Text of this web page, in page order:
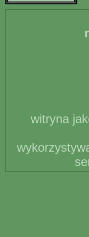
witryna